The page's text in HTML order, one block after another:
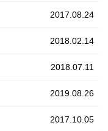
2017.08.24
2018.02.14
2018.07.11
2019.08.26
2017.10.05